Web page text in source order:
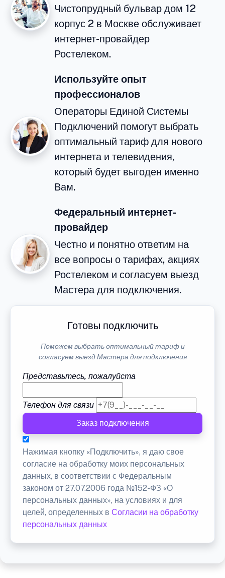
Чистопрудный бульвар дом 12
корпус 2 в Москве обслуживает
интернет-провайдер
Ростелеком.
Используйте опыт
профессионалов
Операторы Единой Системы
Подключений помогут выбрать
оптимальный тариф для нового
интернета и телевидения,
который будет выгоден именно
Вам.
Федеральный интернет-
провайдер
Честно и понятно ответим на
все вопросы о тарифах, акциях
Ростелеком и согласуем выезд
Мастера для подключения.
Готовы подключить
Поможем выбрать оптимальный тариф и
согласуем выезд Мастера для подключения
Представьтесь, пожалуйста
Телефон для связи
Заказ подключения
Нажимая кнопку «Подключить», я даю свое
согласие на обработку моих персональных
данных, в соответствии с Федеральным
законом от 27.07.2006 года №152-ФЗ «О
персональных данных», на условиях и для
целей, определенных в Согласии на обработку
персональных данных